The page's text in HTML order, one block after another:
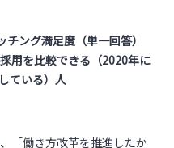
ング満足度（単一回答）
用を比較できる（2020年に
ている）人
「働き方改革を推進したか